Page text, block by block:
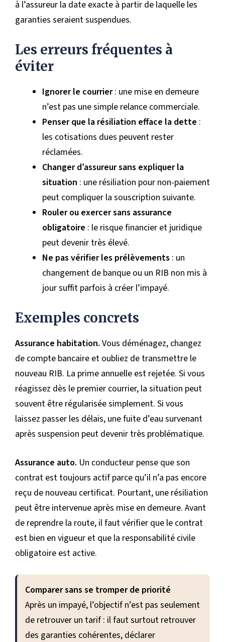
à l’assureur la date exacte à partir de laquelle les
garanties seraient suspendues.
Les erreurs fréquentes à
éviter
Ignorer le courrier: une mise en demeure
n’est pas une simple relance commerciale.
Penser que la résiliation efface la dette :
les cotisations dues peuvent rester
réclamées.
Changer d’assureur sans expliquer la
situation : une résiliation pour non-paiement
peut compliquer la souscription suivante.
Rouler ou exercer sans assurance
obligatoire : le risque financier et juridique
peut devenir très élevé.
Ne pas vérifier les prélèvements : un
changement de banque ou un RIB non mis à
jour suffit parfois à créer l’impayé.
Exemples concrets
Assurance habitation. Vous déménagez, changez
de compte bancaire et oubliez de transmettre le
nouveau RIB. La prime annuelle est rejetée. Si vous
réagissez dès le premier courrier, la situation peut
souvent être régularisée simplement. Si vous
laissez passer les délais, une fuite d’eau survenant
après suspension peut devenir très problématique.
Assurance auto. Un conducteur pense que son
contrat est toujours actif parce qu’il n’a pas encore
reçu de nouveau certificat. Pourtant, une résiliation
peut être intervenue après mise en demeure. Avant
de reprendre la route, il faut vérifier que le contrat
est bien en vigueur et que la responsabilité civile
obligatoire est active.
Comparer sans se tromper de priorité
Après un impayé, l’objectif n’est pas seulement
de retrouver un tarif : il faut surtout retrouver
des garanties cohérentes, déclarer